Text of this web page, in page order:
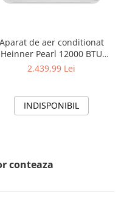
Aparat de aer conditionat
Heinner Pearl 12000 BTU
Wi-Fi, Clasa A+++/A+++, AI
alb
2.439,99 Lei
INDISPONIBIL
conteaza